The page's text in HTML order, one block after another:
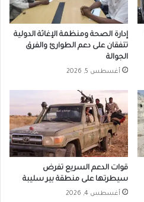
إدارة الصحة ومنظمة الإغاثة الدولية
تتفقان على دعم الطوارئ والفرق
الجوالة
أغسطس 5, 2026
قوات الدعم السريع تفرض
سيطرتها على منطقة بير سليبة
أغسطس 4, 2026